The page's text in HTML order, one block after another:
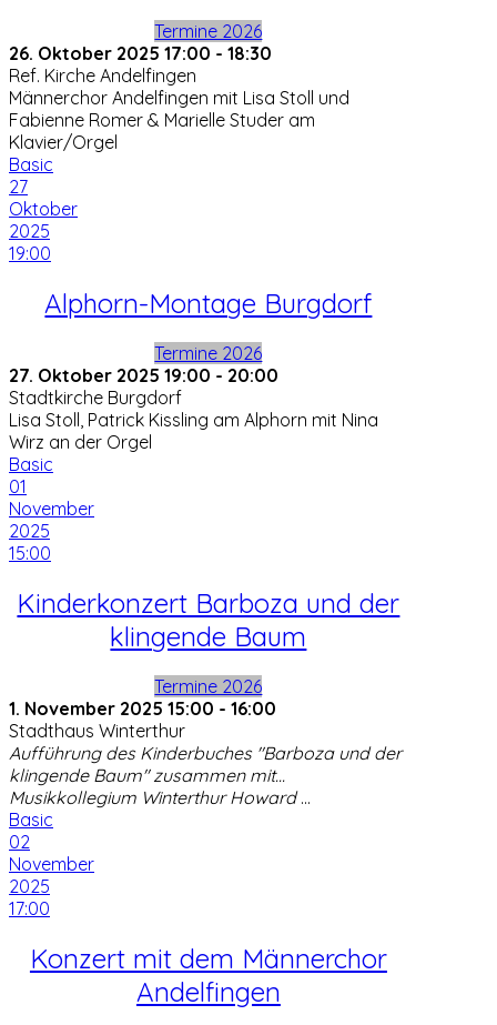
Termine 2026
26. Oktober 2025 17:00 - 18:30
Ref. Kirche Andelfingen
Männerchor Andelfingen mit Lisa Stoll und
Fabienne Romer & Marielle Studer am
Klavier/Orgel
Basic
27
Oktober
2025
19:00
Alphorn-Montage Burgdorf
Termine 2026
27. Oktober 2025 19:00 - 20:00
Stadtkirche Burgdorf
Lisa Stoll, Patrick Kissling am Alphorn mit Nina
Wirz an der Orgel
Basic
01
November
2025
15:00
Kinderkonzert Barboza und der
klingende Baum
Termine 2026
1. November 2025 15:00 - 16:00
Stadthaus Winterthur
Aufführung des Kinderbuches "Barboza und der
klingende Baum" zusammen mit...
Musikkollegium Winterthur Howard...
Basic
02
November
2025
17:00
Konzert mit dem Männerchor
Andelfingen